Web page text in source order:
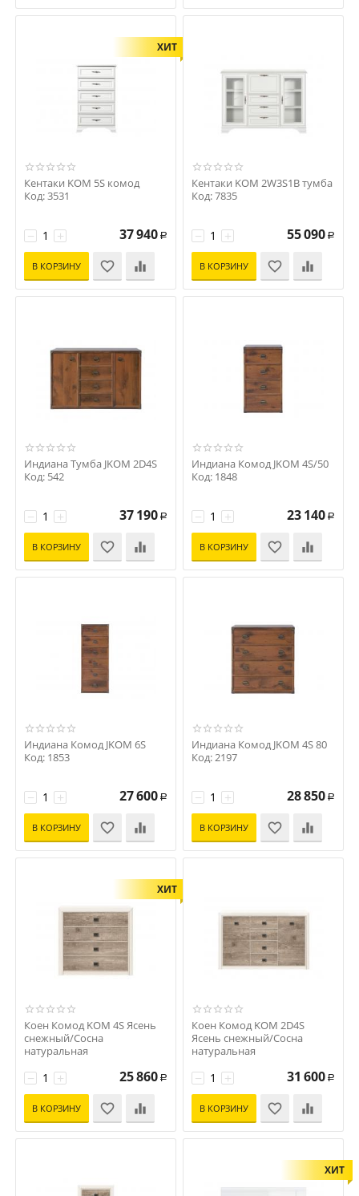
ХИТ
Кентаки KOM 5S комод
Код: 3531
+
− 37 940 Р
В КОРЗИНУ
Кентаки KOM 2W3S1B тумба
Код: 7835
+
− 55 090 Р
В КОРЗИНУ
Индиана Тумба JKOM 2D4S
Код: 542
+
− 37 190 Р
В КОРЗИНУ
Индиана Комод JKOM 4S/50
Код: 1848
+
− 23 140 Р
В КОРЗИНУ
Индиана Комод JKOM 6S
Код: 1853
+
− 27 600 Р
В КОРЗИНУ
Индиана Комод JKOM 4S 80
Код: 2197
+
− 28 850 Р
В КОРЗИНУ
ХИТ
Коен Комод KOM 4S Ясень
снежный/Сосна
натуральная
+
− 25 860 Р
В КОРЗИНУ
Коен Комод KOM 2D4S
Ясень снежный/Сосна
натуральная
+
− 31 600 Р
В КОРЗИНУ
ХИТ